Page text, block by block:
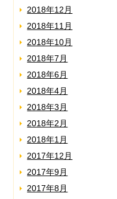
2018年12月
2018年11月
2018年10月
2018年7月
2018年6月
2018年4月
2018年3月
2018年2月
2018年1月
2017年12月
2017年9月
2017年8月